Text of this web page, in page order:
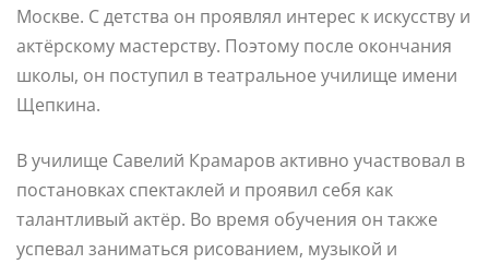
Москве. С детства он проявлял интерес к искусству и
актёрскому мастерству. Поэтому после окончания
школы, он поступил в театральное училище имени
Щепкина.
В училище Савелий Крамаров активно участвовал в
постановках спектаклей и проявил себя как
талантливый актёр. Во время обучения он также
успевал заниматься рисованием, музыкой и